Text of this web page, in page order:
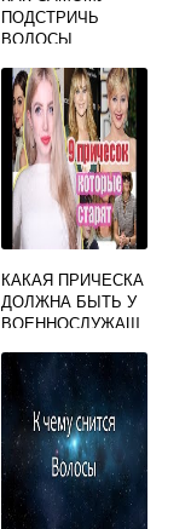
ПОДСТРИЧЬ
ВОЛОСЫ
КАКАЯ ПРИЧЕСКА
ДОЛЖНА БЫТЬ У
ВОЕННОСЛУЖАЩ